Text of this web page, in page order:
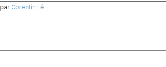
par Corentin Lê